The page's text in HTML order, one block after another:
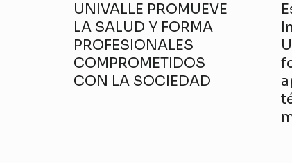
UNIVALLE PROMUEVE
LA SALUD Y FORMA
PROFESIONALES
COMPROMETIDOS
CON LA SOCIEDAD